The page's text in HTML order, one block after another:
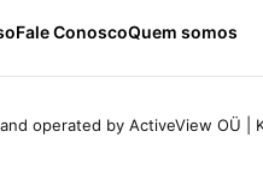
Fale ConoscoQuem somos
operated by ActiveView OÜ |